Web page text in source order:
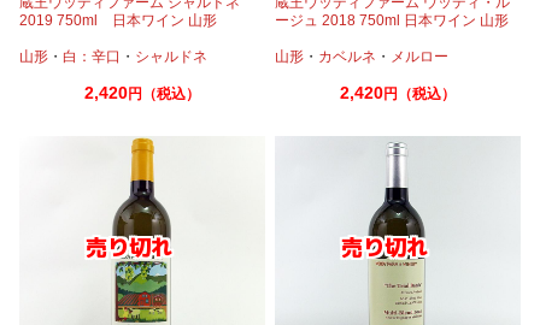
2019 750ml 日本ワイン 山形
山形 ・ 白：辛口 ・ シャルドネ
2,420円（税込）
ージュ 2018 750ml 日本ワイン 山形
山形 ・ カベルネ ・ メルロー
2,420円（税込）